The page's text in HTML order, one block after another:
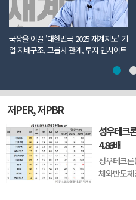
국장을 이끌 '대한민국 2025 재계지도' 기
업 지배구조, 그룹사 관계, 투자 인사이트
저PER, 저PBR
성우테크
4.86배
성우테크
체와반도